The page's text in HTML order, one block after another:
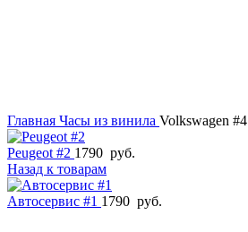
Главная Часы из винила Volkswagen #4
Peugeot #2 1790 руб.
Назад к товарам
Автосервис #1 1790 руб.